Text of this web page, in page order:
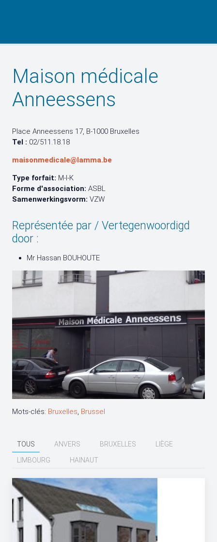
Maison médicale
Anneessens
Place Anneessens 17, B-1000 Bruxelles
Tel : 02/511.18.18
maisonmedicale@lamma.be
Type forfait: M-I-K
Forme d'association: ASBL
Samenwerkingsvorm: VZW
Représentée par / Vertegenwoordigd
door :
Mr Hassan BOUHOUTE
Mots-clés: Bruxelles, Brussel
TOUS ANVERS BRUXELLES LIÈGE
LIMBOURG HAINAUT